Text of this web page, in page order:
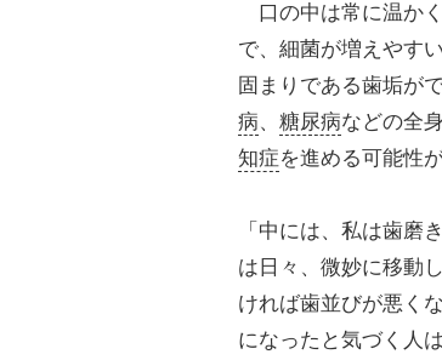
口の中は常に温か
で、細菌が増えやす
固まりである歯垢が
病、 糖尿病などの全
知症を進める可能性が
「中には、私は歯磨
は日々、微妙に移動
ければ歯並びが悪く
になったと気づく人